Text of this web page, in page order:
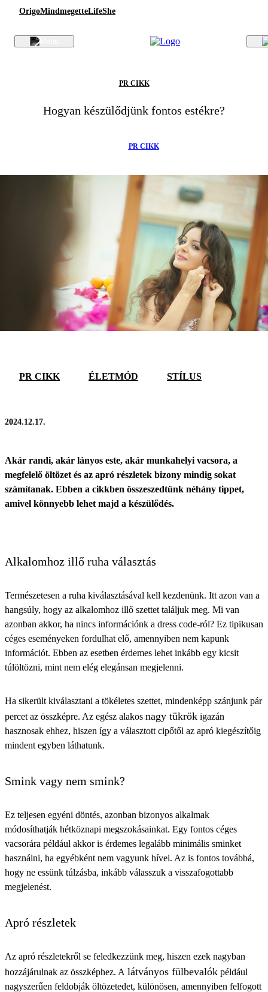
OrigoMindmegetteLifeShe
PR CIKK
Hogyan készülődjünk fontos estékre?
PR CIKK
PR CIKK ÉLETMÓD STÍLUS
2024.12.17.
Akár randi, akár lányos este, akár munkahelyi vacsora, a
megfelelő öltözet és az apró részletek bizony mindig sokat
számítanak. Ebben a cikkben összeszedtünk néhány tippet,
amivel könnyebb lehet majd a készülődés.
Alkalomhoz illő ruha választás
Természetesen a ruha kiválasztásával kell kezdenünk. Itt azon van a
hangsúly, hogy az alkalomhoz illő szettet találjuk meg. Mi van
azonban akkor, ha nincs információnk a dress code-ról? Ez tipikusan
céges eseményeken fordulhat elő, amennyiben nem kapunk
információt. Ebben az esetben érdemes lehet inkább egy kicsit
túlöltözni, mint nem elég elegánsan megjelenni.
Ha sikerült kiválasztani a tökéletes szettet, mindenképp szánjunk pár
percet az összképre. Az egész alakos nagy tükrök igazán
hasznosak ehhez, hiszen így a választott cipőtől az apró kiegészítőig
mindent egyben láthatunk.
Smink vagy nem smink?
Ez teljesen egyéni döntés, azonban bizonyos alkalmak
módosíthatják hétköznapi megszokásainkat. Egy fontos céges
vacsorára például akkor is érdemes legalább minimális sminket
használni, ha egyébként nem vagyunk hívei. Az is fontos továbbá,
hogy ne essünk túlzásba, inkább válasszuk a visszafogottabb
megjelenést.
Apró részletek
Az apró részletekről se feledkezzünk meg, hiszen ezek nagyban
hozzájárulnak az összképhez. A látványos fülbevalók például
nagyszerűen feldobják öltözetedet, különösen, amennyiben felfogott